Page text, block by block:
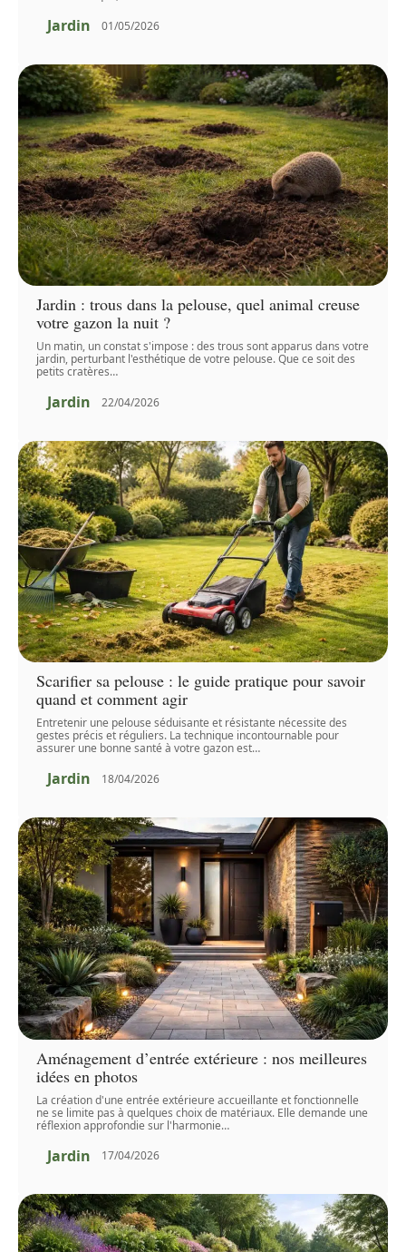
Jardin 01/05/2026
Jardin : trous dans la pelouse, quel animal creuse
votre gazon la nuit ?
Un matin, un constat s'impose : des trous sont apparus dans votre
jardin, perturbant l'esthétique de votre pelouse. Que ce soit des
petits cratères…
Jardin 22/04/2026
Scarifier sa pelouse : le guide pratique pour savoir
quand et comment agir
Entretenir une pelouse séduisante et résistante nécessite des
gestes précis et réguliers. La technique incontournable pour
assurer une bonne santé à votre gazon est…
Jardin 18/04/2026
Aménagement d’entrée extérieure : nos meilleures
idées en photos
La création d'une entrée extérieure accueillante et fonctionnelle
ne se limite pas à quelques choix de matériaux. Elle demande une
réflexion approfondie sur l'harmonie…
Jardin 17/04/2026